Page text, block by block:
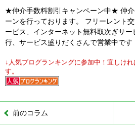
★仲介手数料割引キャンペーン中★ 仲
ーンを行っております。 フリーレント
ービス、インターネット無料取次ぎサ
行、サービス盛りだくさんで営業中です
↓人気ブログランキングに参加中！宜しけ
す。
前のコラム